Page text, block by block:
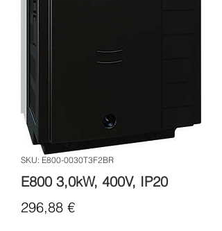
SKU: E800-0030T3F2BR
E800 3,0kW, 400V, IP20
296,88 €Cena